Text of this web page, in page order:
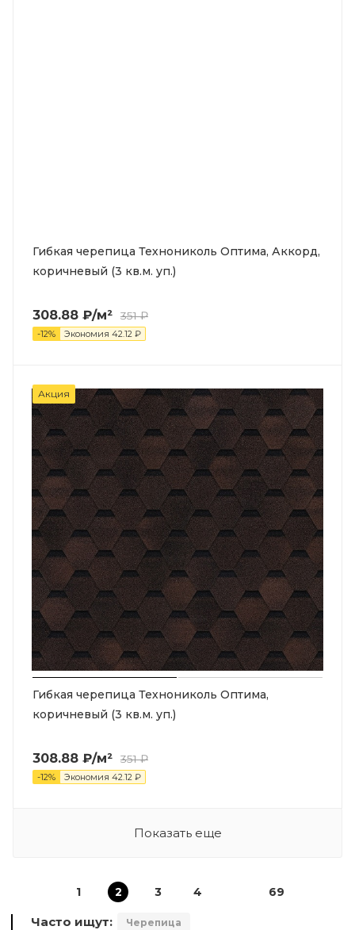
Гибкая черепица Технониколь Оптима, Аккорд,
коричневый (3 кв.м. уп.)
308.88 ₽/м² 351₽
-12% Экономия 42.12 ₽
Акция
Гибкая черепица Технониколь Оптима,
коричневый (3 кв.м. уп.)
308.88 ₽/м² 351₽
-12% Экономия 42.12 ₽
Показать еще
1 2 3 4 69
Часто ищут: Черепица